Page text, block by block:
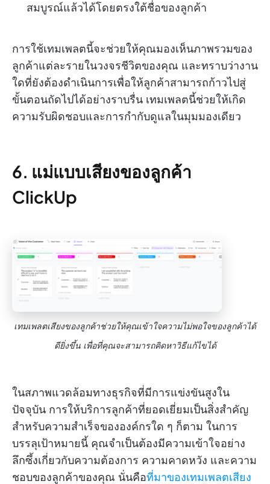
สมบูรณ์แล้วได้โดยตรงใต้ชื่อของลูกค้า
การใช้เทมเพลตนี้จะช่วยให้คุณมองเห็นภาพรวมของ
ลูกค้าแต่ละรายในวงจรชีวิตของคุณ และทราบว่างาน
ใดที่ยังต้องดำเนินการเพื่อให้ลูกค้าสามารถก้าวไปสู่
ขั้นตอนถัดไปได้อย่างราบรื่น เทมเพลตนี้ช่วยให้เกิด
ความรับผิดชอบและการกำกับดูแลในมุมมองเดียว
6. แม่แบบเสียงของลูกค้า
ClickUp
เทมเพลตเสียงของลูกค้าช่วยให้คุณเข้าใจความไม่พอใจของลูกค้าได้
ดียิ่งขึ้น เพื่อที่คุณจะสามารถคิดหาวิธีแก้ไขได้
ในสภาพแวดล้อมทางธุรกิจที่มีการแข่งขันสูงใน
ปัจจุบัน การให้บริการลูกค้าที่ยอดเยี่ยมเป็นสิ่งสำคัญ
สำหรับความสำเร็จขององค์กรใด ๆ ก็ตาม ในการ
บรรลุเป้าหมายนี้ คุณจำเป็นต้องมีความเข้าใจอย่าง
ลึกซึ้งเกี่ยวกับความต้องการ ความคาดหวัง และความ
ชอบของลูกค้าของคุณ นั่นคือที่มาของเทมเพลตเสียง